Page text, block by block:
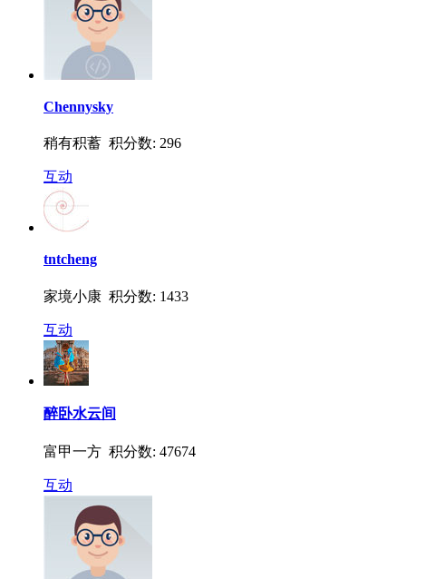
Chennysky
稍有积蓄 积分数: 296
互动
tntcheng
家境小康 积分数: 1433
互动
醉卧水云间
富甲一方 积分数: 47674
互动